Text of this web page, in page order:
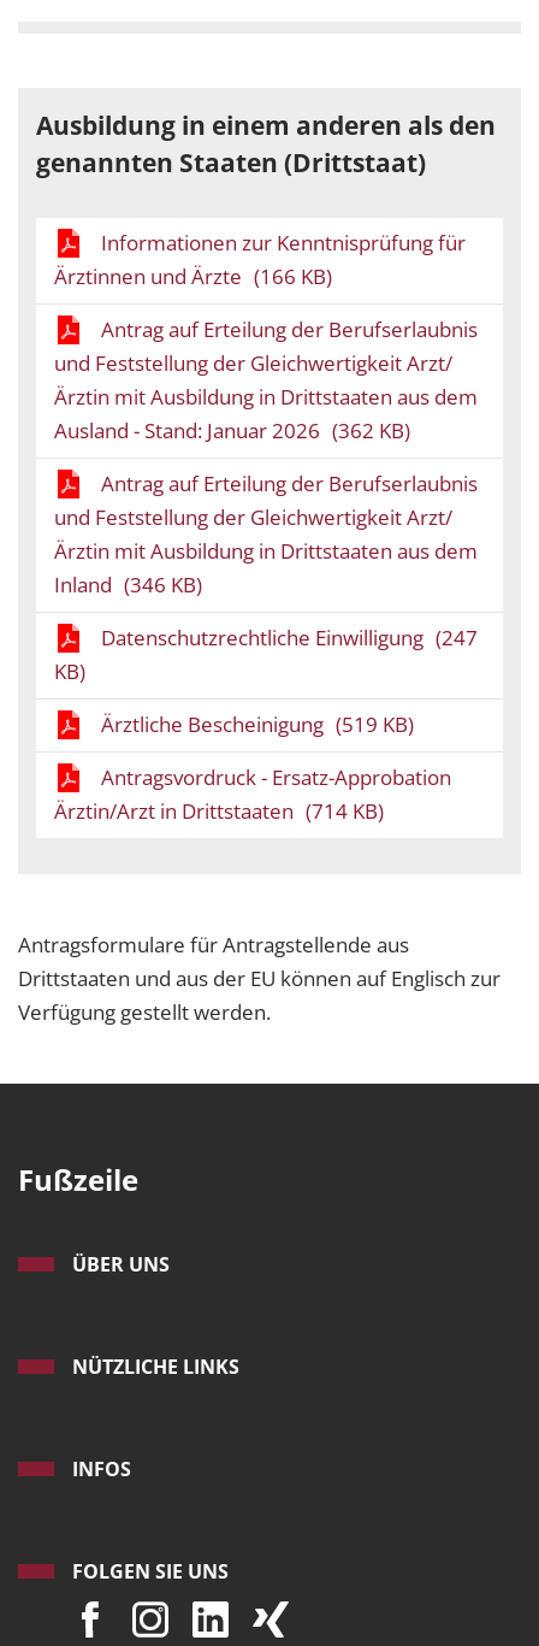
Ausbildung in einem anderen als den
genannten Staaten (Drittstaat)
Informationen zur Kenntnisprüfung für
Ärztinnen und Ärzte (166 KB)
Antrag auf Erteilung der Berufserlaubnis
und Feststellung der Gleichwertigkeit Arzt/
Ärztin mit Ausbildung in Drittstaaten aus dem
Ausland - Stand: Januar 2026 (362 KB)
Antrag auf Erteilung der Berufserlaubnis
und Feststellung der Gleichwertigkeit Arzt/
Ärztin mit Ausbildung in Drittstaaten aus dem
Inland (346 KB)
Datenschutzrechtliche Einwilligung (247
KB)
Ärztliche Bescheinigung (519 KB)
Antragsvordruck - Ersatz-Approbation
Ärztin/Arzt in Drittstaaten (714 KB)
Antragsformulare für Antragstellende aus
Drittstaaten und aus der EU können auf Englisch zur
Verfügung gestellt werden.
Fußzeile
ÜBER UNS
NÜTZLICHE LINKS
INFOS
FOLGEN SIE UNS